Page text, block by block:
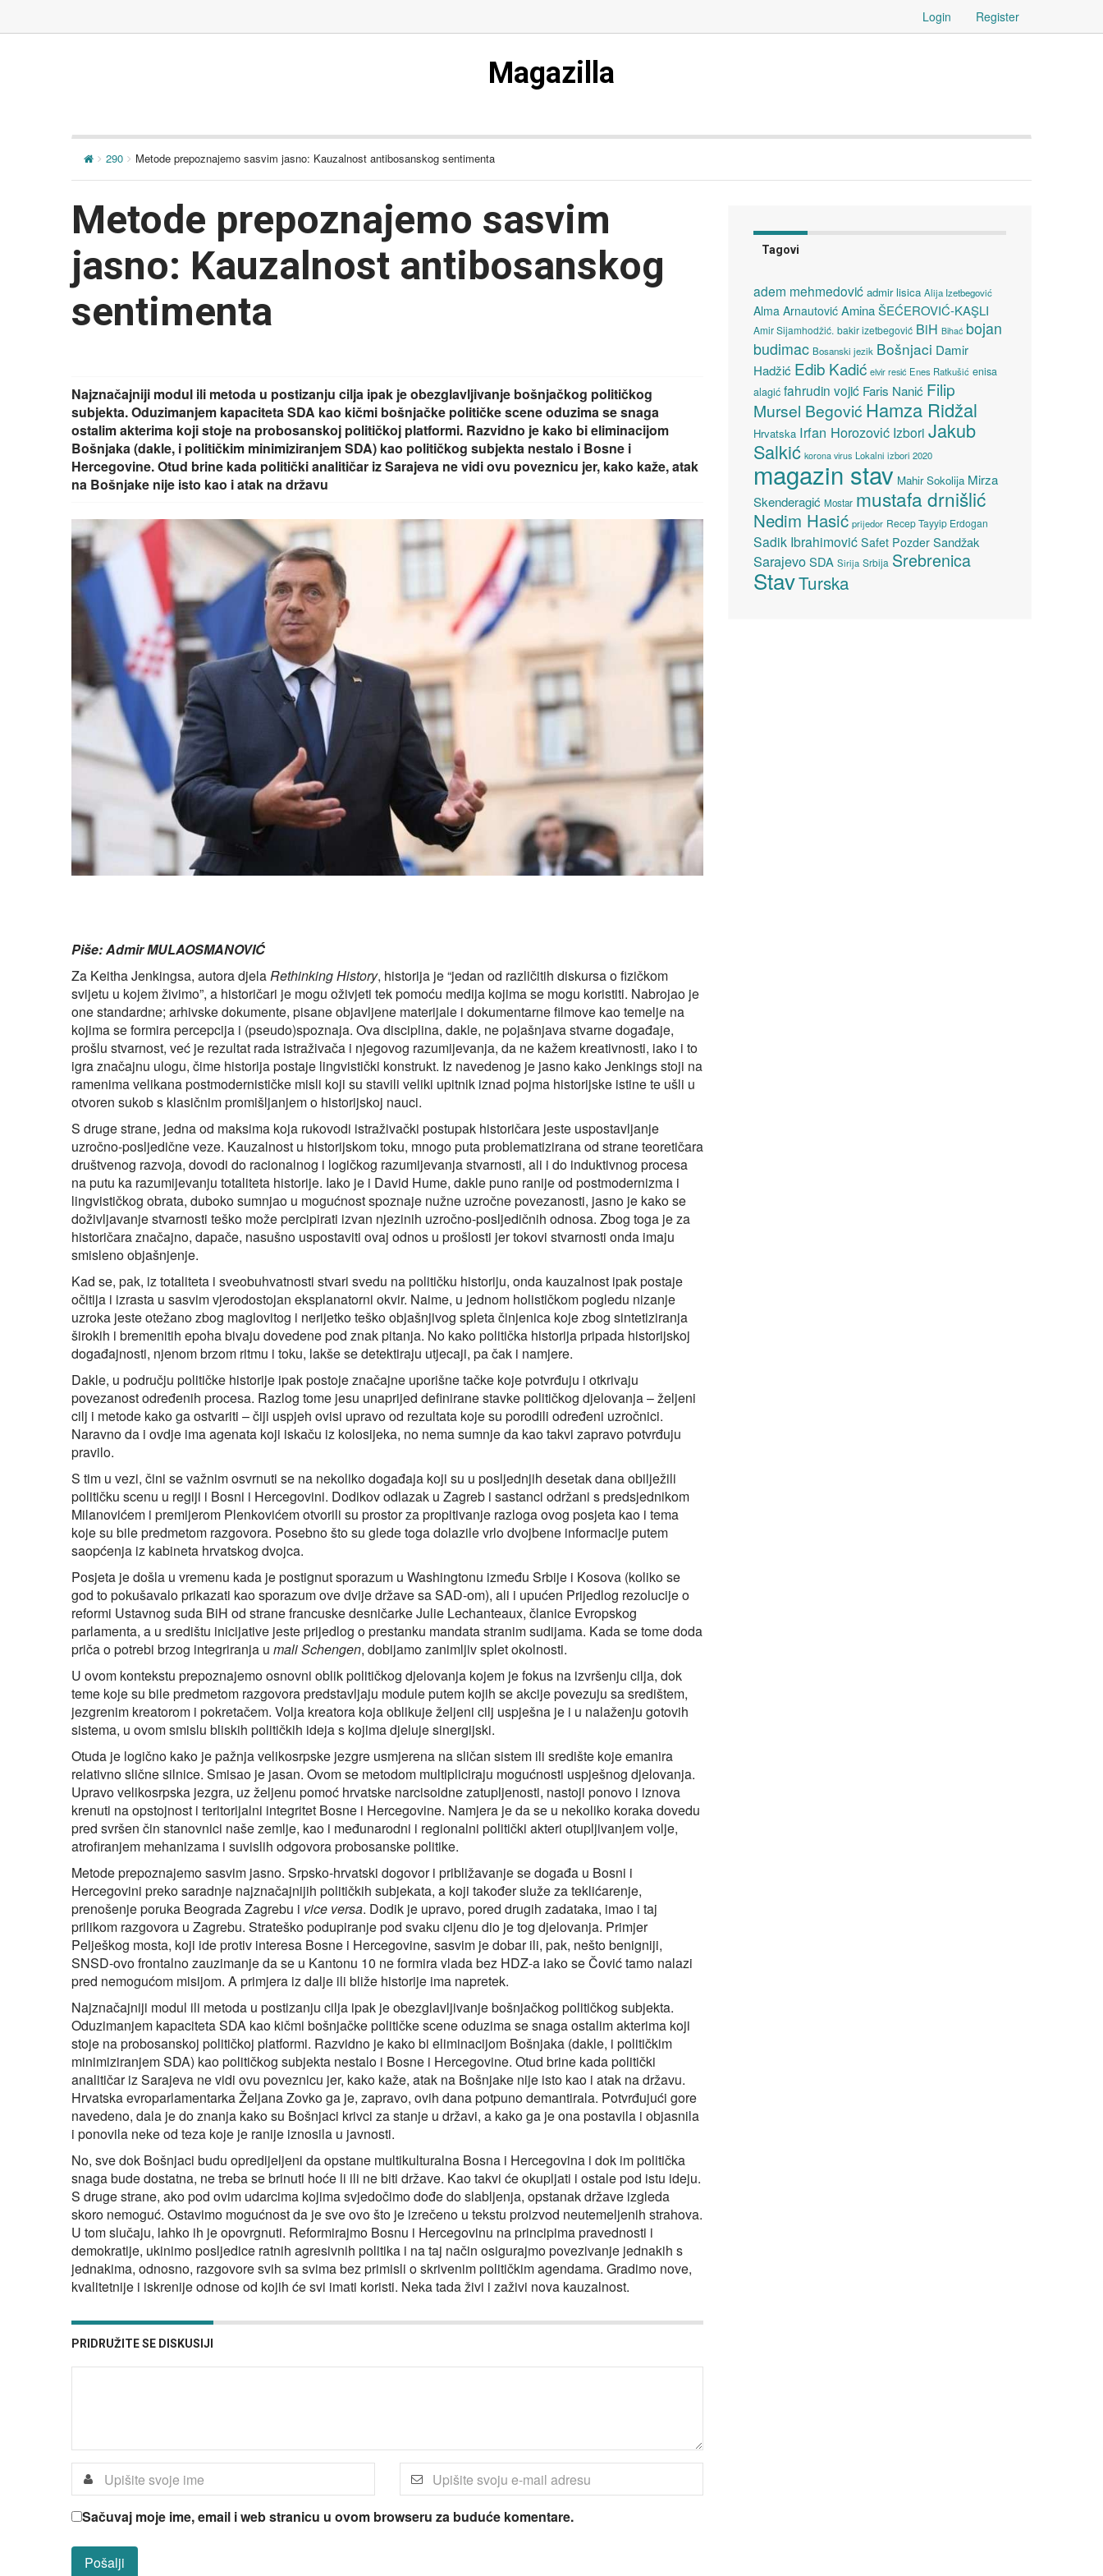
Login Register
Magazilla
290 Metode prepoznajemo sasvim jasno: Kauzalnost antibosanskog sentimenta
Metode prepoznajemo sasvim
jasno: Kauzalnost antibosanskog
sentimenta
Najznačajniji modul ili metoda u postizanju cilja ipak je obezglavljivanje bošnjačkog političkog
subjekta. Oduzimanjem kapaciteta SDA kao kičmi bošnjačke političke scene oduzima se snaga
ostalim akterima koji stoje na probosanskoj političkoj platformi. Razvidno je kako bi eliminacijom
Bošnjaka (dakle, i političkim minimiziranjem SDA) kao političkog subjekta nestalo i Bosne i
Hercegovine. Otud brine kada politički analitičar iz Sarajeva ne vidi ovu poveznicu jer, kako kaže, atak
na Bošnjake nije isto kao i atak na državu
Piše: Admir MULAOSMANOVIĆ
Za Keitha Jenkingsa, autora djelaRethinking History, historija je “jedan od različitih diskursa o fizičkom
svijetu u kojem živimo”, a historičari je mogu oživjeti tek pomoću medija kojima se mogu koristiti. Nabrojao je
one standardne; arhivske dokumente, pisane objavljene materijale i dokumentarne filmove kao temelje na
kojima se formira percepcija i (pseudo)spoznaja. Ova disciplina, dakle, ne pojašnjava stvarne događaje,
prošlu stvarnost, već je rezultat rada istraživača i njegovog razumijevanja, da ne kažem kreativnosti, iako i to
igra značajnu ulogu, čime historija postaje lingvistički konstrukt. Iz navedenog je jasno kako Jenkings stoji na
ramenima velikana postmodernističke misli koji su stavili veliki upitnik iznad pojma historijske istine te ušli u
otvoren sukob s klasičnim promišljanjem o historijskoj nauci.
S druge strane, jedna od maksima koja rukovodi istraživački postupak historičara jeste uspostavljanje
uzročno-posljedične veze. Kauzalnost u historijskom toku, mnogo puta problematizirana od strane teoretičara
društvenog razvoja, dovodi do racionalnog i logičkog razumijevanja stvarnosti, ali i do induktivnog procesa
na putu ka razumijevanju totaliteta historije. Iako je i David Hume, dakle puno ranije od postmodernizma i
lingvističkog obrata, duboko sumnjao u mogućnost spoznaje nužne uzročne povezanosti, jasno je kako se
doživljavanje stvarnosti teško može percipirati izvan njezinih uzročno-posljedičnih odnosa. Zbog toga je za
historičara značajno, dapače, nasušno uspostaviti ovaj odnos u prošlosti jer tokovi stvarnosti onda imaju
smisleno objašnjenje.
Kad se, pak, iz totaliteta i sveobuhvatnosti stvari svedu na političku historiju, onda kauzalnost ipak postaje
očitija i izrasta u sasvim vjerodostojan eksplanatorni okvir. Naime, u jednom holističkom pogledu nizanje
uzroka jeste otežano zbog maglovitog i nerijetko teško objašnjivog spleta činjenica koje zbog sintetiziranja
širokih i bremenitih epoha bivaju dovedene pod znak pitanja. No kako politička historija pripada historijskoj
događajnosti, njenom brzom ritmu i toku, lakše se detektiraju utjecaji, pa čak i namjere.
Dakle, u području političke historije ipak postoje značajne uporišne tačke koje potvrđuju i otkrivaju
povezanost određenih procesa. Razlog tome jesu unaprijed definirane stavke političkog djelovanja – željeni
cilj i metode kako ga ostvariti – čiji uspjeh ovisi upravo od rezultata koje su porodili određeni uzročnici.
Naravno da i ovdje ima agenata koji iskaču iz kolosijeka, no nema sumnje da kao takvi zapravo potvrđuju
pravilo.
S tim u vezi, čini se važnim osvrnuti se na nekoliko događaja koji su u posljednjih desetak dana obilježili
političku scenu u regiji i Bosni i Hercegovini. Dodikov odlazak u Zagreb i sastanci održani s predsjednikom
Milanovićem i premijerom Plenkovićem otvorili su prostor za propitivanje razloga ovog posjeta kao i tema
koje su bile predmetom razgovora. Posebno što su glede toga dolazile vrlo dvojbene informacije putem
saopćenja iz kabineta hrvatskog dvojca.
Posjeta je došla u vremenu kada je postignut sporazum u Washingtonu između Srbije i Kosova (koliko se
god to pokušavalo prikazati kao sporazum ove dvije države sa SAD-om), ali i upućen Prijedlog rezolucije o
reformi Ustavnog suda BiH od strane francuske desničarke Julie Lechanteaux, članice Evropskog
parlamenta, a u središtu inicijative jeste prijedlog o prestanku mandata stranim sudijama. Kada se tome doda
priča o potrebi brzog integriranja u mali Schengen, dobijamo zanimljiv splet okolnosti.
U ovom kontekstu prepoznajemo osnovni oblik političkog djelovanja kojem je fokus na izvršenju cilja, dok
teme koje su bile predmetom razgovora predstavljaju module putem kojih se akcije povezuju sa središtem,
jezgrenim kreatorom i pokretačem. Volja kreatora koja oblikuje željeni cilj uspješna je i u nalaženju gotovih
sistema, u ovom smislu bliskih političkih ideja s kojima djeluje sinergijski.
Otuda je logično kako je pažnja velikosrpske jezgre usmjerena na sličan sistem ili središte koje emanira
relativno slične silnice. Smisao je jasan. Ovom se metodom multipliciraju mogućnosti uspješnog djelovanja.
Upravo velikosrpska jezgra, uz željenu pomoć hrvatske narcisoidne zatupljenosti, nastoji ponovo i iznova
krenuti na opstojnost i teritorijalni integritet Bosne i Hercegovine. Namjera je da se u nekoliko koraka dovedu
pred svršen čin stanovnici naše zemlje, kao i međunarodni i regionalni politički akteri otupljivanjem volje,
atrofiranjem mehanizama i suvislih odgovora probosanske politike.
Metode prepoznajemo sasvim jasno. Srpsko-hrvatski dogovor i približavanje se događa u Bosni i
Hercegovini preko saradnje najznačajnijih političkih subjekata, a koji također služe za teklićarenje,
prenošenje poruka Beograda Zagrebu i vice versa. Dodik je upravo, pored drugih zadataka, imao i taj
prilikom razgovora u Zagrebu. Strateško podupiranje pod svaku cijenu dio je tog djelovanja. Primjer
Pelješkog mosta, koji ide protiv interesa Bosne i Hercegovine, sasvim je dobar ili, pak, nešto benigniji,
SNSD-ovo frontalno zauzimanje da se u Kantonu 10 ne formira vlada bez HDZ-a iako se Čović tamo nalazi
pred nemogućom misijom. A primjera iz dalje ili bliže historije ima napretek.
Najznačajniji modul ili metoda u postizanju cilja ipak je obezglavljivanje bošnjačkog političkog subjekta.
Oduzimanjem kapaciteta SDA kao kičmi bošnjačke političke scene oduzima se snaga ostalim akterima koji
stoje na probosanskoj političkoj platformi. Razvidno je kako bi eliminacijom Bošnjaka (dakle, i političkim
minimiziranjem SDA) kao političkog subjekta nestalo i Bosne i Hercegovine. Otud brine kada politički
analitičar iz Sarajeva ne vidi ovu poveznicu jer, kako kaže, atak na Bošnjake nije isto kao i atak na državu.
Hrvatska evroparlamentarka Željana Zovko ga je, zapravo, ovih dana potpuno demantirala. Potvrđujući gore
navedeno, dala je do znanja kako su Bošnjaci krivci za stanje u državi, a kako ga je ona postavila i objasnila
i ponovila neke od teza koje je ranije iznosila u javnosti.
No, sve dok Bošnjaci budu opredijeljeni da opstane multikulturalna Bosna i Hercegovina i dok im politička
snaga bude dostatna, ne treba se brinuti hoće li ili ne biti države. Kao takvi će okupljati i ostale pod istu ideju.
S druge strane, ako pod ovim udarcima kojima svjedočimo dođe do slabljenja, opstanak države izgleda
skoro nemoguć. Ostavimo mogućnost da je sve ovo što je izrečeno u tekstu proizvod neutemeljenih strahova.
U tom slučaju, lahko ih je opovrgnuti. Reformirajmo Bosnu i Hercegovinu na principima pravednosti i
demokratije, ukinimo posljedice ratnih agresivnih politika i na taj način osigurajmo povezivanje jednakih s
jednakima, odnosno, razgovore svih sa svima bez primisli o skrivenim političkim agendama. Gradimo nove,
kvalitetnije i iskrenije odnose od kojih će svi imati koristi. Neka tada živi i zaživi nova kauzalnost.
PRIDRUŽITE SE DISKUSIJI
Sačuvaj moje ime, email i web stranicu u ovom browseru za buduće komentare.
Tagovi
adem mehmedović admir lisica Alija Izetbegović
Alma Arnautović Amina ŠEĆEROVIĆ-KAŞLI
Amir Sijamhodžić. bakir izetbegović BiH Bihać bojan
budimac Bosanski jezik Bošnjaci Damir
Hadžić Edib Kadić elvir resić Enes Ratkušić enisa
alagić fahrudin vojić Faris Nanić Filip
Mursel Begović Hamza Ridžal
Hrvatska Irfan Horozović Izbori Jakub
Salkić korona virus Lokalni izbori 2020
magazin stav Mahir Sokolija Mirza
Skenderagić Mostar mustafa drnišlić
Nedim Hasić prijedor Recep Tayyip Erdogan
Sadik Ibrahimović Safet Pozder Sandžak
SarajevoSDA Sirija Srbija Srebrenica
StavTurska